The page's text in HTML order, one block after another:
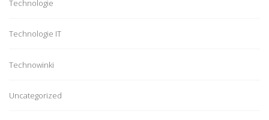
Technologie
Technologie IT
Technowinki
Uncategorized